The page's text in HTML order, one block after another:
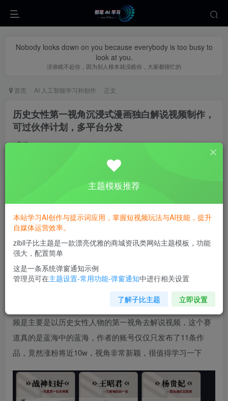
Nobody looks down on you because everybody is too busy to
look at you.
没谁瞧不起你，因为别人根本就没瞧你，大家都很忙的
首页 AI 人工智能学习和创作 正文
历史女性第一视角沉浸式漫画独白解说视频制作，
可过伙伴计划，多平台分发
私信
现在短平台上的第一时间独白解说课程非常火热，作者的视
频是主要是以历史女性人物的第一视角去解说视频，这个赛
道真的是蓝海中的蓝海，作者的账号仅仅只发布了11条作
品，竟然涨粉将近10w，视角非常新颖，很值得学习一下
主题模板推荐
本站学习AI创作与提示词应用，掌握短视频玩法与AI技能，提升
自媒体运营效率。
zibll子比主题是一款漂亮优雅的商城资讯类网站主题模板，功能
强大，配置简单
这是一条系统弹窗通知示例
管理员可在主题设置-常用功能-弹窗通知中进行相关设置
了解子比主题 立即设置